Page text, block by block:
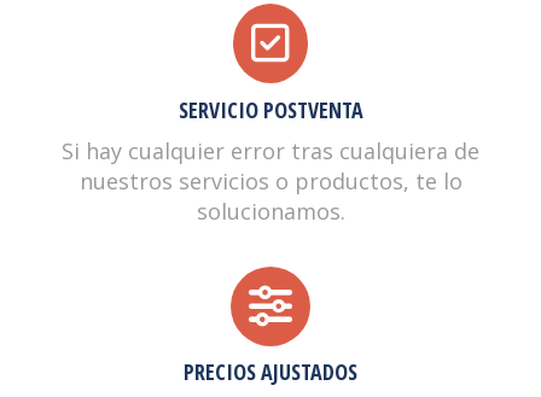
SERVICIO POSTVENTA
Si hay cualquier error tras cualquiera de
nuestros servicios o productos, te lo
solucionamos.
PRECIOS AJUSTADOS